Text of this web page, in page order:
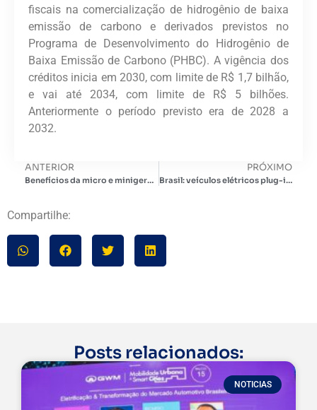
fiscais na comercialização de hidrogênio de baixa
emissão de carbono e derivados previstos no
Programa de Desenvolvimento do Hidrogênio de
Baixa Emissão de Carbono (PHBC). A vigência dos
créditos inicia em 2030, com limite de R$ 1,7 bilhão,
e vai até 2034, com limite de R$ 5 bilhões.
Anteriormente o período previsto era de 2028 a
2032.
ANTERIOR
Benefícios da micro e minigeração distribuída para a rede
PRÓXIMO
Brasil: veículos elétricos plug-in dominam mais de 80% do mercado e consolidam uma nova fase da mobilidade
Compartilhe:
Posts relacionados:
NOTICIAS